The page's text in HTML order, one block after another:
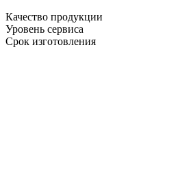
Качество продукции
Уровень сервиса
Срок изготовления